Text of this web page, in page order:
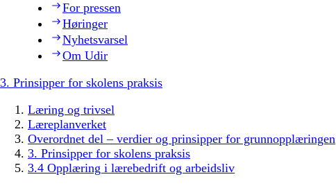
For pressen
Høringer
Nyhetsvarsel
Om Udir
3. Prinsipper for skolens praksis
Læring og trivsel
Læreplanverket
Overordnet del – verdier og prinsipper for grunnopplæringen
3. Prinsipper for skolens praksis
3.4 Opplæring i lærebedrift og arbeidsliv